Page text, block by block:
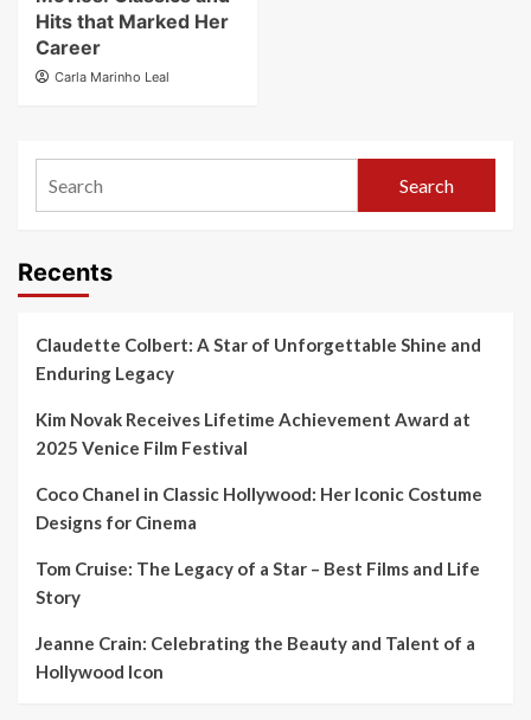
Hits that Marked Her
Career
Carla Marinho Leal
Search
Recents
Claudette Colbert: A Star of Unforgettable Shine and
Enduring Legacy
Kim Novak Receives Lifetime Achievement Award at
2025 Venice Film Festival
Coco Chanel in Classic Hollywood: Her Iconic Costume
Designs for Cinema
Tom Cruise: The Legacy of a Star – Best Films and Life
Story
Jeanne Crain: Celebrating the Beauty and Talent of a
Hollywood Icon